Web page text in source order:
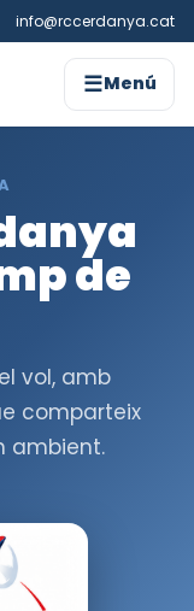
info@rccerdanya.cat
☰Menú
de
vol, amb
comparteix
ambient.